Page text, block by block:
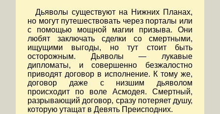
Дьяволы существуют на Нижних Планах,
но могут путешествовать через порталы или
с помощью мощной магии призыва. Они
любят заключать сделки со смертными,
ищущими выгоды, но тут стоит быть
осторожным. Дьяволы — лукавые
дипломаты, и совершенно безжалостно
приводят договор в исполнение. К тому же,
договор даже с низшим дьяволом
происходит по воле Асмодея. Смертный,
разрывающий договор, сразу потеряет душу,
которую утащат в Девять Преисподних.